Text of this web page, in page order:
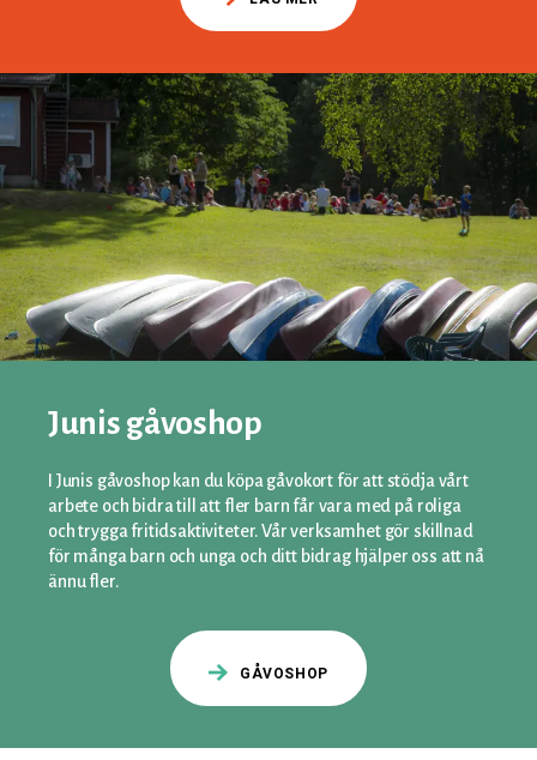
Junis gåvoshop
I Junis gåvoshop kan du köpa gåvokort för att stödja vårt
arbete och bidra till att fler barn får vara med på roliga
och trygga fritidsaktiviteter. Vår verksamhet gör skillnad
för många barn och unga och ditt bidrag hjälper oss att nå
ännu fler.
GÅVOSHOP